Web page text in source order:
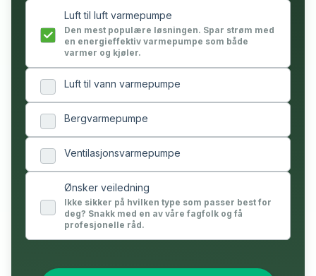
Luft til luft varmepumpe
Den mest populære løsningen. Spar strøm med
en energieffektiv varmepumpe som både
varmer og kjøler.
Luft til vann varmepumpe
Bergvarmepumpe
Ventilasjonsvarmepumpe
Ønsker veiledning
Ikke sikker på hvilken type som passer best for
deg? Snakk med en av våre fagfolk og få
profesjonelle råd.